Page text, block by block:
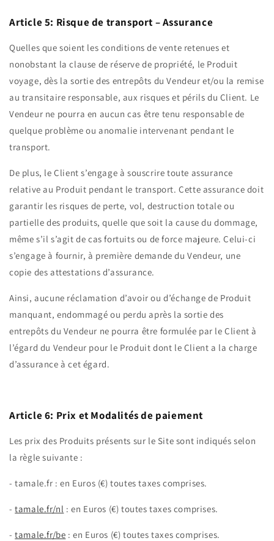
Article 5: Risque de transport – Assurance
Quelles que soient les conditions de vente retenues et
nonobstant la clause de réserve de propriété, le Produit
voyage, dès la sortie des entrepôts du Vendeur et/ou la remise
au transitaire responsable, aux risques et périls du Client. Le
Vendeur ne pourra en aucun cas être tenu responsable de
quelque problème ou anomalie intervenant pendant le
transport.
De plus, le Client s’engage à souscrire toute assurance
relative au Produit pendant le transport. Cette assurance doit
garantir les risques de perte, vol, destruction totale ou
partielle des produits, quelle que soit la cause du dommage,
même s’il s’agit de cas fortuits ou de force majeure. Celui-ci
s’engage à fournir, à première demande du Vendeur, une
copie des attestations d’assurance.
Ainsi, aucune réclamation d’avoir ou d’échange de Produit
manquant, endommagé ou perdu après la sortie des
entrepôts du Vendeur ne pourra être formulée par le Client à
l’égard du Vendeur pour le Produit dont le Client a la charge
d’assurance à cet égard.
Article 6: Prix et Modalités de paiement
Les prix des Produits présents sur le Site sont indiqués selon
la règle suivante :
- tamale.fr : en Euros (€) toutes taxes comprises.
-tamale.fr/nl : en Euros (€) toutes taxes comprises.
-tamale.fr/be : en Euros (€) toutes taxes comprises.